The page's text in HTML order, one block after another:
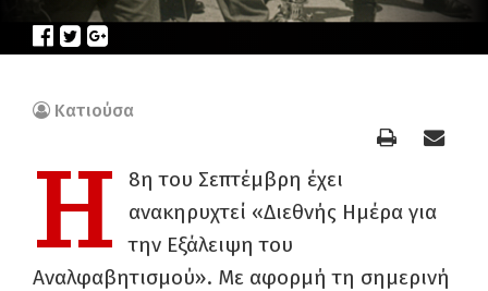
Κατιούσα
H
8η του Σεπτέμβρη έχει
ανακηρυχτεί «Διεθνής Ημέρα για
την Εξάλειψη του
Αναλφαβητισμού». Με αφορμή τη σημερινή